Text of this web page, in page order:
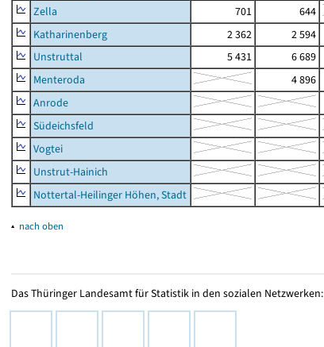
Zella
701
644
Katharinenberg
2 362 2 594
Unstruttal
5 431 6 689
Menteroda
4 896
Anrode
Südeichsfeld
Vogtei
Unstrut-Hainich
Nottertal-Heilinger Höhen, Stadt
▴ nach oben
Das Thüringer Landesamt für Statistik in den sozialen Netzwerken: